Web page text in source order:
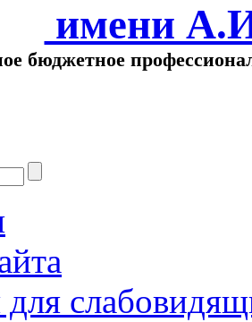
имени
бюджетное
для